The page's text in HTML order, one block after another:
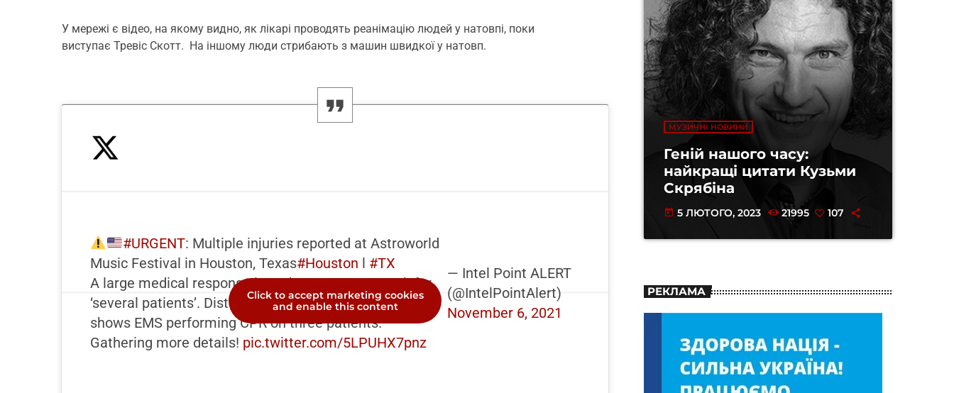
У мережі є відео, на якому видно, як лікарі проводять реанімацію людей у натовпі, поки
виступає Тревіс Скотт. На іншому люди стрибають з машин швидкої у натовп.
#URGENT: Multiple injuries reported at Astroworld
Music Festival in Houston, Texas#Houston l #TX
A large medical response is underway at NRG Park for
‘several patients’. Disturbing footage from the scene
shows EMS performing CPR on three patients.
Gathering more details! pic.twitter.com/5LPUHX7pnz
— Intel Point ALERT
(@IntelPointAlert)
November 6, 2021
Click to accept marketing cookies
and enable this content
МУЗИЧНІ НОВИНИ
Геній нашого часу:
найкращі цитати Кузьми
Скрябіна
today 5 ЛЮТОГО, 2023 21995 107
РЕКЛАМА